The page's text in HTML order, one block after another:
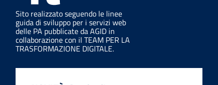
Sito realizzato seguendo le linee
guida di sviluppo per i servizi web
delle PA pubblicate da AGID in
collaborazione con il TEAM PER LA
TRASFORMAZIONE DIGITALE.